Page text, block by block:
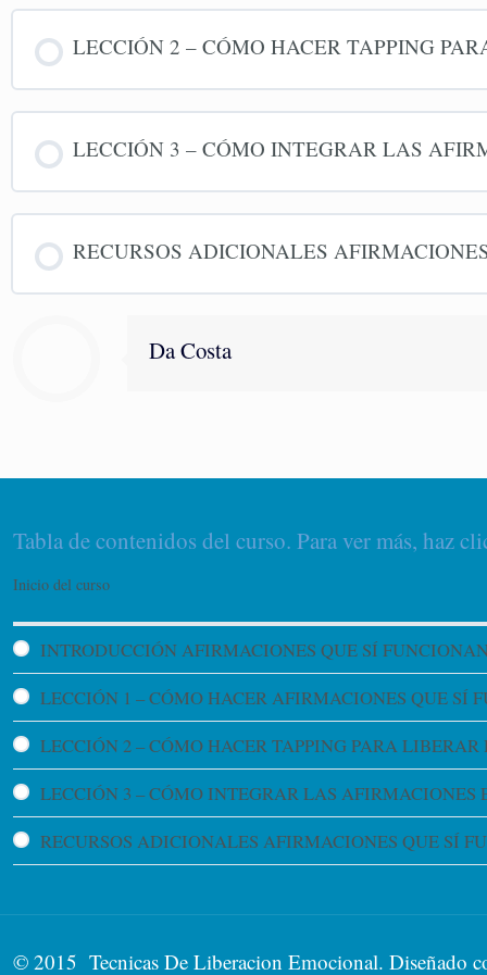
LECCIÓN 2 – CÓMO HACER TAPPING
LECCIÓN 3 – CÓMO INTEGRAR LAS
RECURSOS ADICIONALES
Da Costa
Tabla de contenidos del curso. Para ver más, haz
Inicio del curso
INTRODUCCIÓN AFIRMACIONES QUE SÍ
LECCIÓN 1 – CÓMO HACER AFIRMACIONES QUE SÍ
LECCIÓN 2 – CÓMO HACER TAPPING PARA LIBERAR
LECCIÓN 3 – CÓMO INTEGRAR LAS
RECURSOS ADICIONALES AFIRMACIONES QUE SÍ
© 2015 Tecnicas De Liberacion Emocional. Diseñado